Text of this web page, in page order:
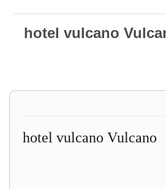
hotel vulcano
hotel vulcano Vulcano